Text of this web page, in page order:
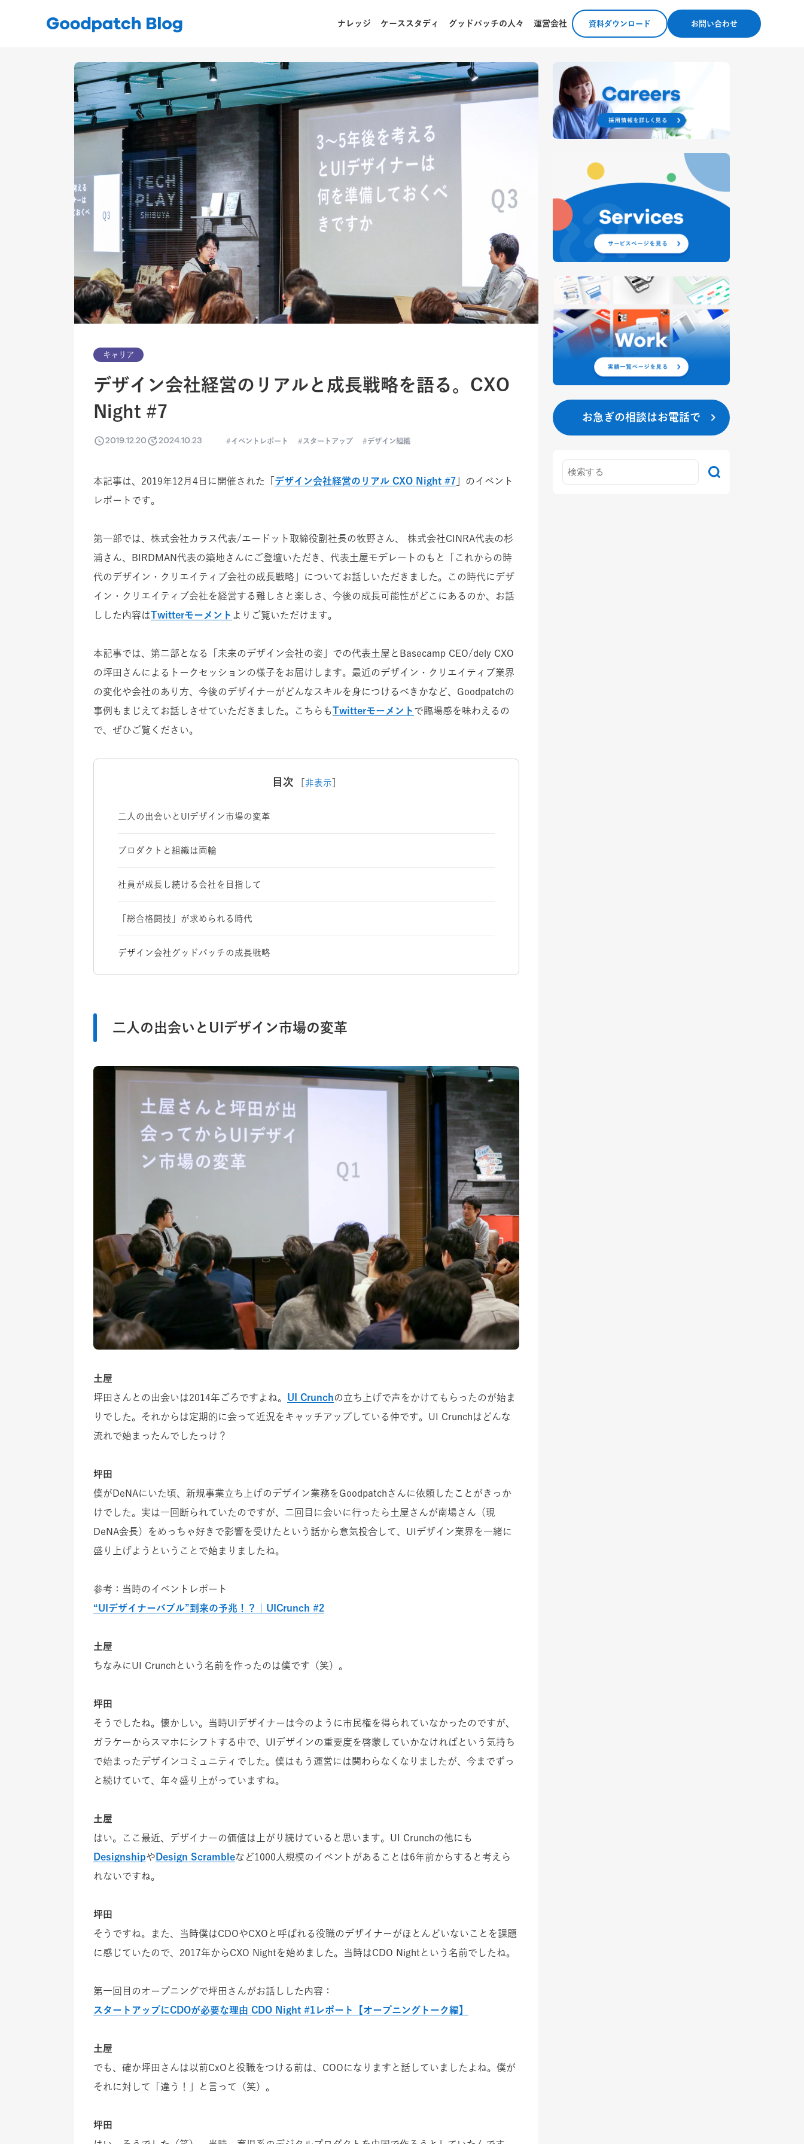
ナレッジ ケーススタディ グッドパッチの人々 運営会社 資料ダウンロード お問い合わせ
キャリア
デザイン会社経営のリアルと成長戦略を語る。CXO
Night #7
2019.12.20 2024.10.23 イベントレポート スタートアップ デザイン組織
本記事は、2019年12月4日に開催された「 デザイン会社経営のリアル CXO Night #7 」のイベント
レポートです。
第一部では、株式会社カラス代表/エードット取締役副社長の牧野さん、 株式会社CINRA代表の杉
浦さん、BIRDMAN代表の築地さんにご登壇いただき、代表土屋モデレートのもと「これからの時
代のデザイン・クリエイティブ会社の成長戦略」についてお話しいただきました。この時代にデザ
イン・クリエイティブ会社を経営する難しさと楽しさ、今後の成長可能性がどこにあるのか、お話
しした内容はTwitterモーメント よりご覧いただけます。
本記事では、第二部となる「未来のデザイン会社の姿」での代表土屋とBasecamp CEO/dely CXO
の坪田さんによるトークセッションの様子をお届けします。最近のデザイン・クリエイティブ業界
の変化や会社のあり方、今後のデザイナーがどんなスキルを身につけるべきかなど、Goodpatchの
事例もまじえてお話しさせていただきました。こちらもTwitterモーメント で臨場感を味わえるの
で、ぜひご覧ください。
目次 非表示
二人の出会いとUIデザイン市場の変革
プロダクトと組織は両輪
社員が成長し続ける会社を目指して
「総合格闘技」が求められる時代
デザイン会社グッドパッチの成長戦略
二人の出会いとUIデザイン市場の変革
土屋
坪田さんとの出会いは2014年ごろですよね。 UI Crunchの立ち上げで声をかけてもらったのが始ま
りでした。それからは定期的に会って近況をキャッチアップしている仲です。UI Crunchはどんな
流れで始まったんでしたっけ？
坪田
僕がDeNAにいた頃、新規事業立ち上げのデザイン業務をGoodpatchさんに依頼したことがきっか
けでした。実は一回断られていたのですが、二回目に会いに行ったら土屋さんが南場さん（現
DeNA会長）をめっちゃ好きで影響を受けたという話から意気投合して、UIデザイン業界を一緒に
盛り上げようということで始まりましたね。
参考：当時のイベントレポート
“UIデザイナーバブル”到来の予兆！？｜UICrunch #2
土屋
ちなみにUI Crunchという名前を作ったのは僕です（笑）。
坪田
そうでしたね。懐かしい。当時UIデザイナーは今のように市民権を得られていなかったのですが、
ガラケーからスマホにシフトする中で、UIデザインの重要度を啓蒙していかなければという気持ち
で始まったデザインコミュニティでした。僕はもう運営には関わらなくなりましたが、今までずっ
と続けていて、年々盛り上がっていますね。
土屋
はい。ここ最近、デザイナーの価値は上がり続けていると思います。UI Crunchの他にも
Designshipや Design Scrambleなど1000人規模のイベントがあることは6年前からすると考えら
れないですね。
坪田
そうですね。また、当時僕はCDOやCXOと呼ばれる役職のデザイナーがほとんどいないことを課題
に感じていたので、2017年からCXO Nightを始めました。当時はCDO Nightという名前でしたね。
第一回目のオープニングで坪田さんがお話しした内容：
スタートアップにCDOが必要な理由 CDO Night #1レポート【オープニングトーク編】
土屋
でも、確か坪田さんは以前CxOと役職をつける前は、COOになりますと話していましたよね。僕が
それに対して「違う！」と言って（笑）。
坪田
お急ぎの相談はお電話で